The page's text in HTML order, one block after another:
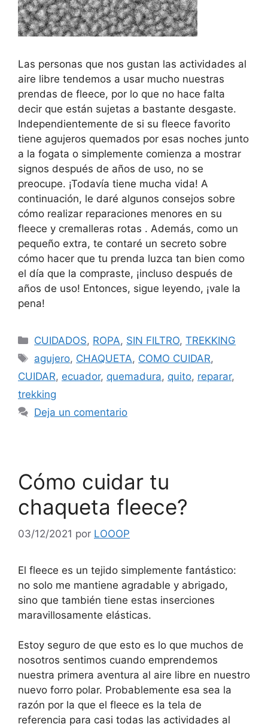
Las personas que nos gustan las actividades al
aire libre tendemos a usar mucho nuestras
prendas de fleece, por lo que no hace falta
decir que están sujetas a bastante desgaste.
Independientemente de si su fleece favorito
tiene agujeros quemados por esas noches junto
a la fogata o simplemente comienza a mostrar
signos después de años de uso, no se
preocupe. ¡Todavía tiene mucha vida! A
continuación, le daré algunos consejos sobre
cómo realizar reparaciones menores en su
fleece y cremalleras rotas . Además, como un
pequeño extra, te contaré un secreto sobre
cómo hacer que tu prenda luzca tan bien como
el día que la compraste, ¡incluso después de
años de uso! Entonces, sigue leyendo, ¡vale la
pena!
CUIDADOS, ROPA, SIN FILTRO,TREKKING
agujero, CHAQUETA, COMO CUIDAR,
CUIDAR, ecuador, quemadura, quito, reparar,
trekking
Deja un comentario
Cómo cuidar tu
chaqueta fleece?
03/12/2021 por LOOOP
El fleece es un tejido simplemente fantástico:
no solo me mantiene agradable y abrigado,
sino que también tiene estas inserciones
maravillosamente elásticas.
Estoy seguro de que esto es lo que muchos de
nosotros sentimos cuando emprendemos
nuestra primera aventura al aire libre en nuestro
nuevo forro polar. Probablemente esa sea la
razón por la que el fleece es la tela de
referencia para casi todas las actividades al